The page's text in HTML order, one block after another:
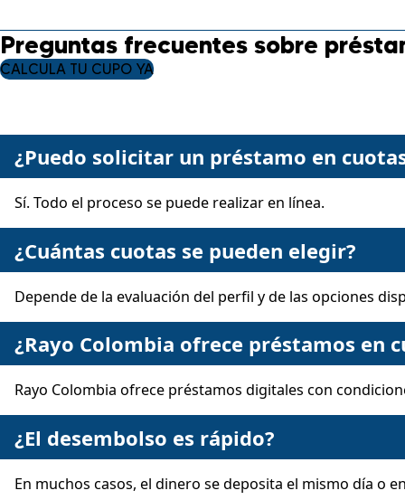
Preguntas frecuentes sobre
CALCULA TU CUPO YA
¿Puedo solicitar un préstamo en
Sí. Todo el proceso se puede realizar en línea.
¿Cuántas cuotas se pueden elegir?
Depende de la evaluación del perfil y de las opciones
¿Rayo Colombia ofrece préstamos en
Rayo Colombia ofrece préstamos digitales con
¿El desembolso es rápido?
En muchos casos, el dinero se deposita el mismo día o